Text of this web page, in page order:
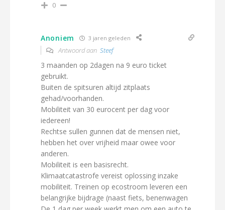
0
Anoniem 3 jaren geleden
Antwoord aan Steef
3 maanden op 2dagen na 9 euro ticket
gebruikt.
Buiten de spitsuren altijd zitplaats
gehad/voorhanden.
Mobiliteit van 30 eurocent per dag voor
iedereen!
Rechtse sullen gunnen dat de mensen niet,
hebben het over vrijheid maar owee voor
anderen.
Mobiliteit is een basisrecht.
Klimaatcatastrofe vereist oplossing inzake
mobiliteit. Treinen op ecostroom leveren een
belangrijke bijdrage (naast fiets, benenwagen